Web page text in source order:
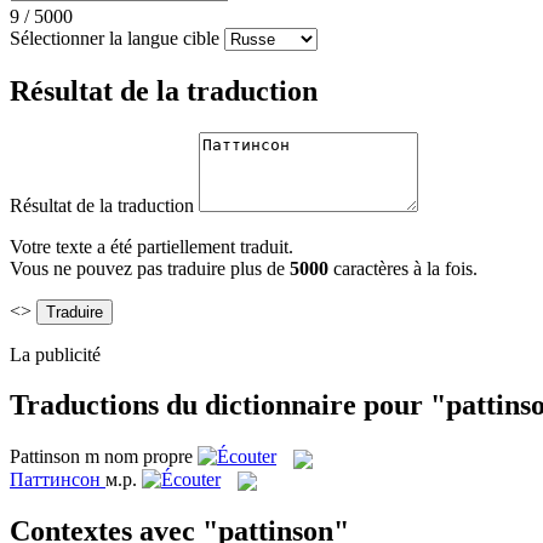
9 / 5000
Sélectionner la langue cible
Résultat de la traduction
Résultat de la traduction
Votre texte a été partiellement traduit.
Vous ne pouvez pas traduire plus de 5000 caractères à la fois.
<>
La publicité
Traductions du dictionnaire pour
Pattinson m nom propre
Паттинсон м.р.
Contextes avec "pattinson"